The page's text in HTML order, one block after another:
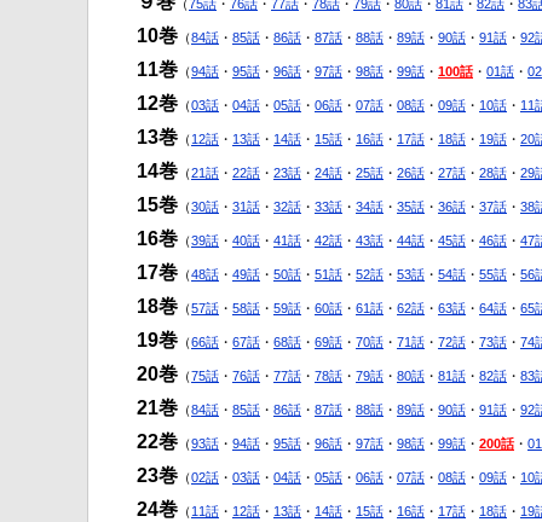
（75話 ・ 76話 ・ 77話 ・ 78話 ・ 79話 ・ 80話 ・ 81話 ・ 82話 ・ 83
10巻 （84話 ・ 85話 ・ 86話 ・ 87話 ・ 88話 ・ 89話 ・ 90話 ・ 91話 ・ 92
11巻 （94話 ・ 95話 ・ 96話 ・ 97話 ・ 98話 ・ 99話 ・ 100話 ・ 01話 ・
12巻 （03話 ・ 04話 ・ 05話 ・ 06話 ・ 07話 ・ 08話 ・ 09話 ・ 10話 ・ 11
13巻 （12話 ・ 13話 ・ 14話 ・ 15話 ・ 16話 ・ 17話 ・ 18話 ・ 19話 ・ 20
14巻 （21話 ・ 22話 ・ 23話 ・ 24話 ・ 25話 ・ 26話 ・ 27話 ・ 28話 ・ 29
15巻 （30話 ・ 31話 ・ 32話 ・ 33話 ・ 34話 ・ 35話 ・ 36話 ・ 37話 ・ 38
16巻 （39話 ・ 40話 ・ 41話 ・ 42話 ・ 43話 ・ 44話 ・ 45話 ・ 46話 ・ 47
17巻 （48話 ・ 49話 ・ 50話 ・ 51話 ・ 52話 ・ 53話 ・ 54話 ・ 55話 ・ 56
18巻 （57話 ・ 58話 ・ 59話 ・ 60話 ・ 61話 ・ 62話 ・ 63話 ・ 64話 ・ 65
19巻 （66話 ・ 67話 ・ 68話 ・ 69話 ・ 70話 ・ 71話 ・ 72話 ・ 73話 ・ 74
20巻 （75話 ・ 76話 ・ 77話 ・ 78話 ・ 79話 ・ 80話 ・ 81話 ・ 82話 ・ 83
21巻 （84話 ・ 85話 ・ 86話 ・ 87話 ・ 88話 ・ 89話 ・ 90話 ・ 91話 ・ 92
22巻 （93話 ・ 94話 ・ 95話 ・ 96話 ・ 97話 ・ 98話 ・ 99話 ・ 200話 ・
23巻 （02話 ・ 03話 ・ 04話 ・ 05話 ・ 06話 ・ 07話 ・ 08話 ・ 09話 ・ 10
24巻 （11話 ・ 12話 ・ 13話 ・ 14話 ・ 15話 ・ 16話 ・ 17話 ・ 18話 ・ 19